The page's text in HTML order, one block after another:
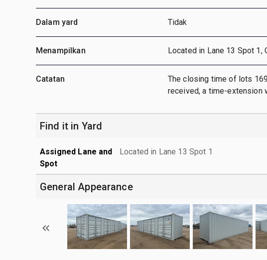
Dalam yard Tidak
Menampilkan Located in Lane 13 Spot 1,
Catatan
The closing time of lots
received, a time-extension
Find it in Yard
Assigned Lane and
Spot
Located in Lane 13 Spot 1
General Appearance